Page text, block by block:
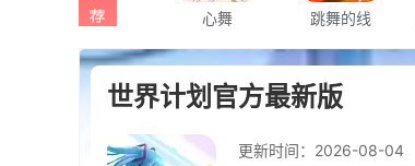
心舞 跳舞的线
世界计划官方最新版
更新时间： 2026-08-04